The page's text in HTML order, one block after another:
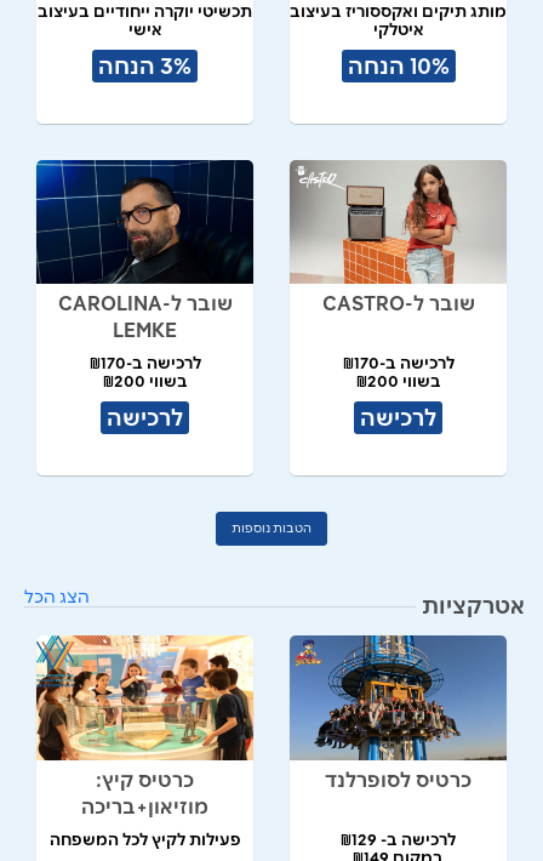
מותג תיקים ואקססוריז בעיצוב
איטלקי
10% הנחה
תכשיטי יוקרה ייחודיים בעיצוב
אישי
3% הנחה
שובר ל-CASTRO
לרכישה ב-₪170
בשווי ₪200
לרכישה
שובר ל-CAROLINA
LEMKE
לרכישה ב-₪170
בשווי ₪200
לרכישה
הטבות נוספות
אטרקציות הצג הכל
כרטיס לסופרלנד
לרכישה ב- ₪129
במקום ₪149
כרטיס קיץ:
מוזיאון+בריכה
פעילות לקיץ לכל המשפחה